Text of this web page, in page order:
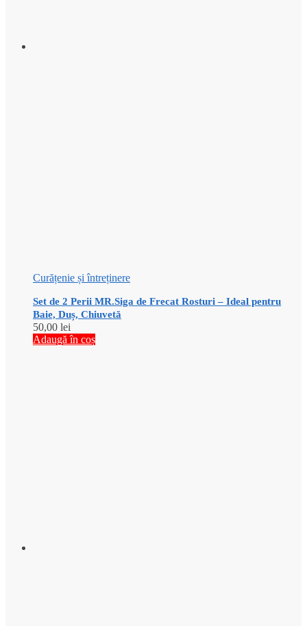
Curățenie și întreținere
Set de 2 Perii MR.Siga de Frecat Rosturi – Ideal pentru
Baie, Duș, Chiuvetă
50,00 lei
Adaugă în coș